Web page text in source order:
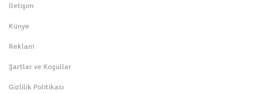
İletişim
Künye
Reklam
Şartlar ve Koşullar
Gizlilik Politikası